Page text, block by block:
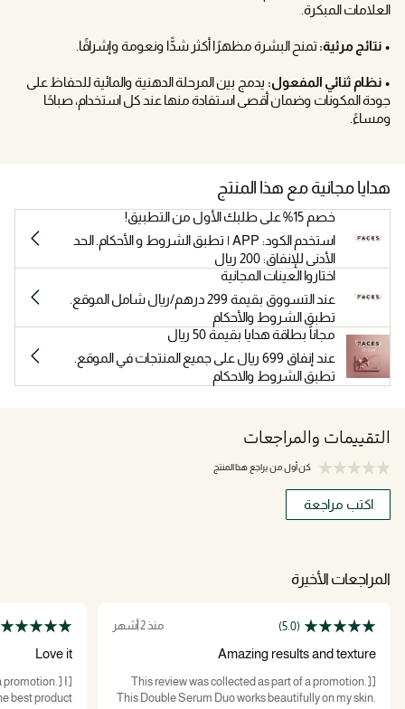
العلامات المبكرة.
• نتائج مرئية: تمنح البشرة مظهرًا أكثر شدًّا ونعومة وإشراقًا.
• نظام ثنائي المفعول: يدمج بين المرحلة الدهنية والمائية للحفاظ على
جودة المكونات وضمان أقصى استفادة منها عند كل استخدام، صباحًا
ومساءً.
هدايا مجانية مع هذا المنتج
خصم 15% على طلبك الأول من التطبيق!
استخدم الكود: APP | تطبق الشروط و الأحكام. الحد
الأدنى للإنفاق: 200 ريال
اختاروا العينات المجانية
عند التسووق بقيمة 299 درهم/ريال شامل الموقع.
تطبق الشروط والأحكام
مجاناً بطاقة هدايا بقيمة 50 ريال
عند إنفاق 699 ريال على جميع المنتجات في الموقع.
تطبق الشروط والاحكام
التقييمات والمراجعات
كن أول من يراجع هذا المنتج
اكتب مراجعة
المراجعات الأخيرة
(5.0) منذ 2 أشهر
Amazing results and texture
[This review was collected as part of a promotion.]
This Double Serum Duo works beautifully on my skin.
Love it
promotion.] I
best product